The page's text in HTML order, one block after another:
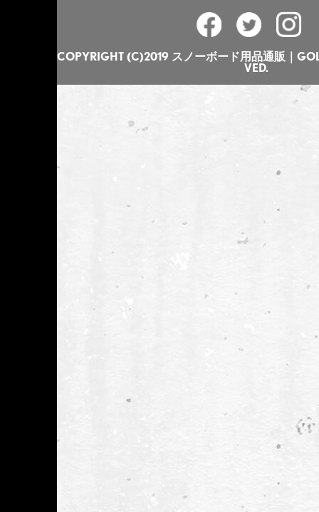
COPYRIGHT (C)2019 スノーボード用品通販｜
VED.